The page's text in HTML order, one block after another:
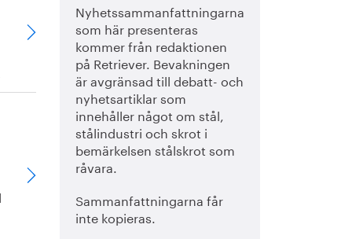
Nyhetssammanfattningarna
som här presenteras
kommer från redaktionen
på Retriever. Bevakningen
är avgränsad till debatt- och
nyhetsartiklar som
innehåller något om stål,
stålindustri och skrot i
bemärkelsen stålskrot som
råvara.
Sammanfattningarna får
inte kopieras.